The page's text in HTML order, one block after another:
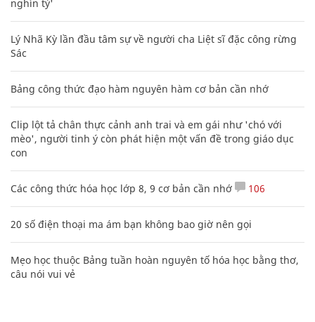
nghìn tỷ'
Lý Nhã Kỳ lần đầu tâm sự về người cha Liệt sĩ đặc công rừng
Sác
Bảng công thức đạo hàm nguyên hàm cơ bản cần nhớ
Clip lột tả chân thực cảnh anh trai và em gái như 'chó với
mèo', người tinh ý còn phát hiện một vấn đề trong giáo dục
con
Các công thức hóa học lớp 8, 9 cơ bản cần nhớ 106
20 số điện thoại ma ám bạn không bao giờ nên gọi
Mẹo học thuộc Bảng tuần hoàn nguyên tố hóa học bằng thơ,
câu nói vui vẻ